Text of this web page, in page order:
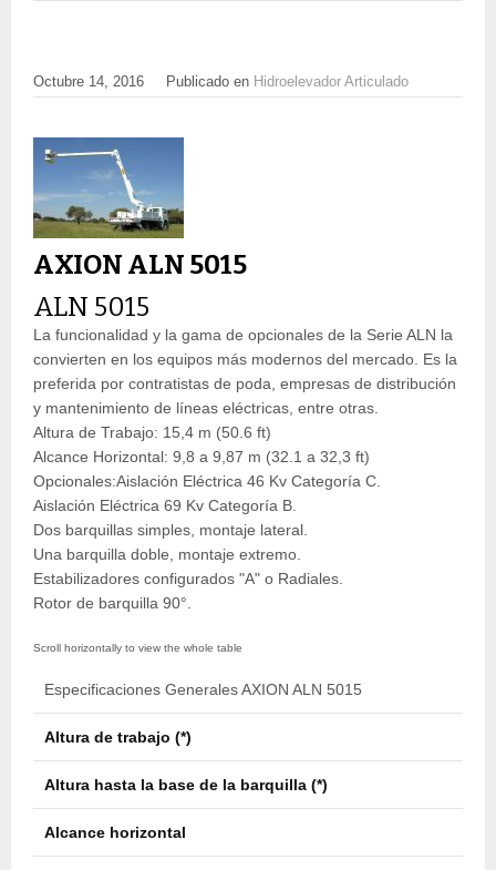
Octubre 14, 2016 Publicado en Hidroelevador Articulado
AXION ALN 5015
ALN 5015
La funcionalidad y la gama de opcionales de la Serie ALN la
convierten en los equipos más modernos del mercado. Es la
preferida por contratistas de poda, empresas de distribución
y mantenimiento de líneas eléctricas, entre otras.
Altura de Trabajo: 15,4 m (50.6 ft)
Alcance Horizontal: 9,8 a 9,87 m (32.1 a 32,3 ft)
Opcionales:Aislación Eléctrica 46 Kv Categoría C.
Aislación Eléctrica 69 Kv Categoría B.
Dos barquillas simples, montaje lateral.
Una barquilla doble, montaje extremo.
Estabilizadores configurados "A" o Radiales.
Rotor de barquilla 90°.
Especificaciones Generales AXION ALN 5015
Altura de trabajo (*)
Altura hasta la base de la barquilla (*)
Alcance horizontal